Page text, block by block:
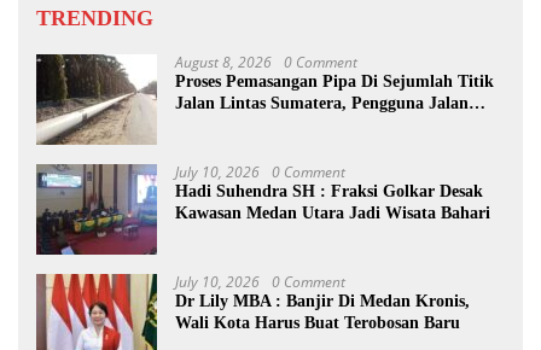
TRENDING
August 8, 2026 0 Comment
Proses Pemasangan Pipa Di Sejumlah Titik
Jalan Lintas Sumatera, Pengguna Jalan
July 10, 2026 0 Comment
Hadi Suhendra SH : Fraksi Golkar Desak
Kawasan Medan Utara Jadi Wisata Bahari
July 10, 2026 0 Comment
Dr Lily MBA : Banjir Di Medan Kronis,
Wali Kota Harus Buat Terobosan Baru